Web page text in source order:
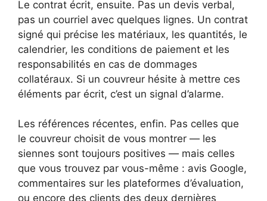
Le contrat écrit, ensuite. Pas un devis verbal,
pas un courriel avec quelques lignes. Un contrat
signé qui précise les matériaux, les quantités, le
calendrier, les conditions de paiement et les
responsabilités en cas de dommages
collatéraux. Si un couvreur hésite à mettre ces
éléments par écrit, c’est un signal d’alarme.
Les références récentes, enfin. Pas celles que
le couvreur choisit de vous montrer — les
siennes sont toujours positives — mais celles
que vous trouvez par vous-même : avis Google,
commentaires sur les plateformes d’évaluation,
ou encore des clients des deux dernières